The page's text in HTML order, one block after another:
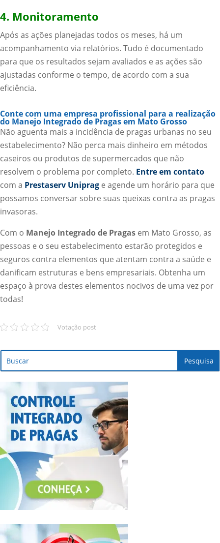
4. Monitoramento
Após as ações planejadas todos os meses, há um
acompanhamento via relatórios. Tudo é documentado
para que os resultados sejam avaliados e as ações são
ajustadas conforme o tempo, de acordo com a sua
eficiência.
Conte com uma empresa profissional para a realização
do Manejo Integrado de Pragas em Mato Grosso
Não aguenta mais a incidência de pragas urbanas no seu
estabelecimento? Não perca mais dinheiro em métodos
caseiros ou produtos de supermercados que não
resolvem o problema por completo. Entre em contato
com a Prestaserv Uniprag e agende um horário para que
possamos conversar sobre suas queixas contra as pragas
invasoras.
Com o Manejo Integrado de Pragas em Mato Grosso, as
pessoas e o seu estabelecimento estarão protegidos e
seguros contra elementos que atentam contra a saúde e
danificam estruturas e bens empresariais. Obtenha um
espaço à prova destes elementos nocivos de uma vez por
todas!
Votação post